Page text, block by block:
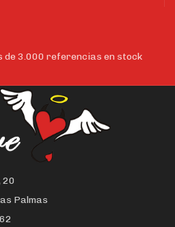
de 3.000 referencias en stock
20
Palmas